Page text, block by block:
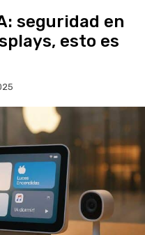
seguridad en
esto es